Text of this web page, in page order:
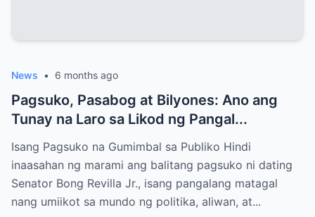
News • 6 months ago
Pagsuko, Pasabog at Bilyones: Ano ang
Tunay na Laro sa Likod ng Pangal...
Isang Pagsuko na Gumimbal sa Publiko Hindi
inaasahan ng marami ang balitang pagsuko ni dating
Senator Bong Revilla Jr., isang pangalang matagal
nang umiikot sa mundo ng politika, aliwan, at...